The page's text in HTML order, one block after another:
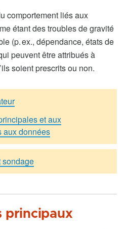
comportement liés aux
étant des troubles de gravité
(p. ex., dépendance, états de
peuvent être attribués à
soient prescrits ou non.
et aux
aux données
sondage
principaux